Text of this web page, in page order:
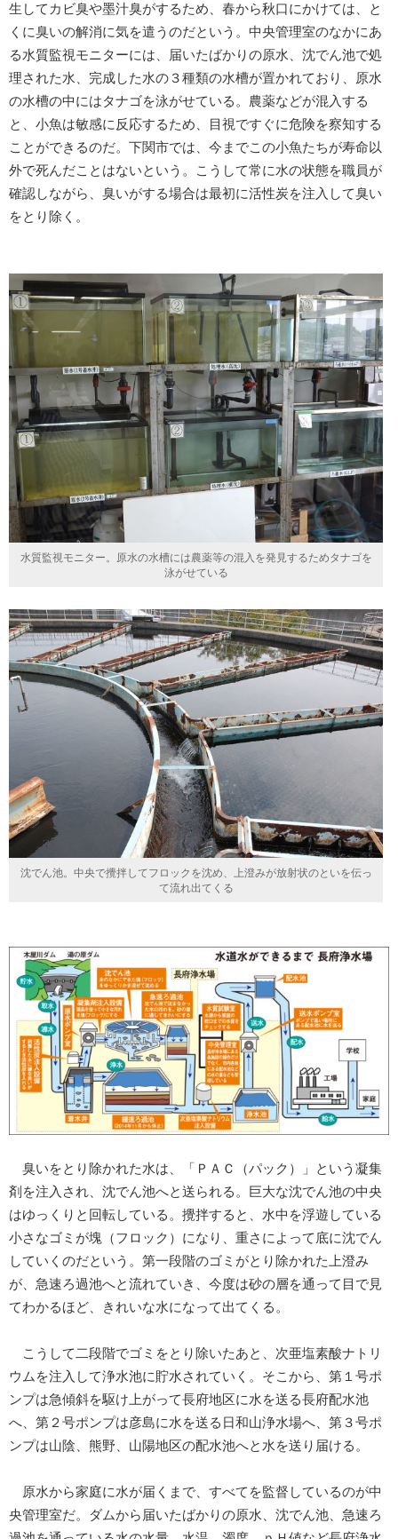
生してカビ臭や墨汁臭がするため、春から秋口にかけては、と
くに臭いの解消に気を遣うのだという。中央管理室のなかにあ
る水質監視モニターには、届いたばかりの原水、沈でん池で処
理された水、完成した水の３種類の水槽が置かれており、原水
の水槽の中にはタナゴを泳がせている。農薬などが混入する
と、小魚は敏感に反応するため、目視ですぐに危険を察知する
ことができるのだ。下関市では、今までこの小魚たちが寿命以
外で死んだことはないという。こうして常に水の状態を職員が
確認しながら、臭いがする場合は最初に活性炭を注入して臭い
をとり除く。
水質監視モニター。原水の水槽には農薬等の混入を発見するためタナゴを
泳がせている
沈でん池。中央で攪拌してフロックを沈め、上澄みが放射状のといを伝っ
て流れ出てくる
臭いをとり除かれた水は、「ＰＡＣ（パック）」という凝集
剤を注入され、沈でん池へと送られる。巨大な沈でん池の中央
はゆっくりと回転している。攪拌すると、水中を浮遊している
小さなゴミが塊（フロック）になり、重さによって底に沈でん
していくのだという。第一段階のゴミがとり除かれた上澄み
が、急速ろ過池へと流れていき、今度は砂の層を通って目で見
てわかるほど、きれいな水になって出てくる。
こうして二段階でゴミをとり除いたあと、次亜塩素酸ナトリ
ウムを注入して浄水池に貯水されていく。そこから、第１号ポ
ンプは急傾斜を駆け上がって長府地区に水を送る長府配水池
へ、第２号ポンプは彦島に水を送る日和山浄水場へ、第３号ポ
ンプは山陰、熊野、山陽地区の配水池へと水を送り届ける。
原水から家庭に水が届くまで、すべてを監督しているのが中
央管理室だ。ダムから届いたばかりの原水、沈でん池、急速ろ